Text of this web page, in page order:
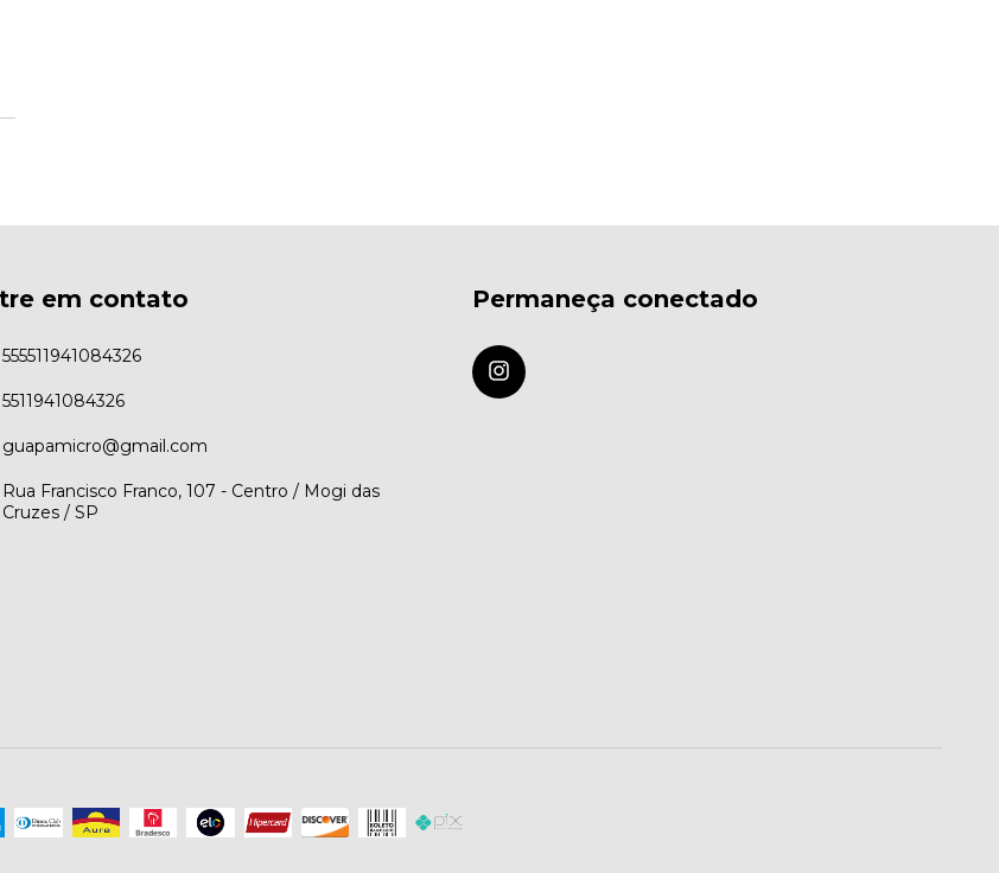
em contato
555511941084326
5511941084326
guapamicro@gmail.com
Rua Francisco Franco, 107 - Centro / Mogi das
Cruzes / SP
Permaneça conectado